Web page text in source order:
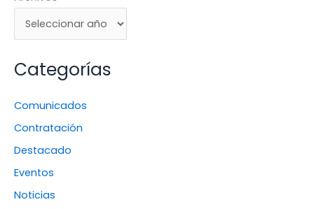
Categorías
Comunicados
Contratación
Destacado
Eventos
Noticias